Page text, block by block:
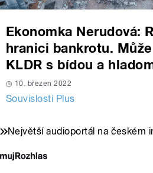
Ekonomka Nerudová:
hranici bankrotu.
KLDR s bídou a
10. březen 2022
Souvislosti Plus
Největší audioportál na českém